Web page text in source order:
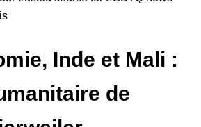
Inde et Mali :
de